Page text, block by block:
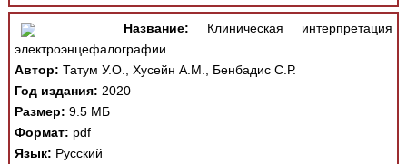
Название: Клиническая интерпретация
электроэнцефалографии
Автор: Татум У.О., Хусейн А.М., Бенбадис С.Р.
Год издания: 2020
Размер: 9.5 МБ
Формат: pdf
Язык: Русский